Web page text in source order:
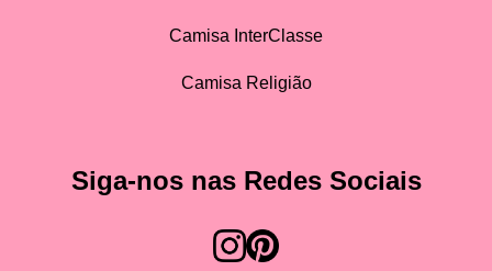
Camisa InterClasse
Camisa Religião
Siga-nos nas Redes Sociais